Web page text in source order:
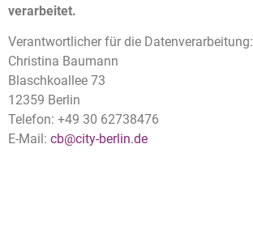
verarbeitet.
Verantwortlicher für die Datenverarbeitung:
Christina Baumann
Blaschkoallee 73
12359 Berlin
Telefon: +49 30 62738476
E-Mail: cb@city-berlin.de